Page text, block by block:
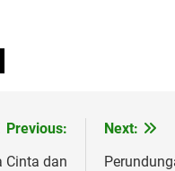
Previous:
Cinta dan
Next: